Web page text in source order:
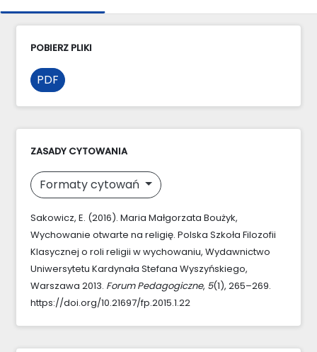
POBIERZ PLIKI
PDF
ZASADY CYTOWANIA
Formaty cytowań
Sakowicz, E. (2016). Maria Małgorzata Boużyk,
Wychowanie otwarte na religię. Polska Szkoła Filozofii
Klasycznej o roli religii w wychowaniu, Wydawnictwo
Uniwersytetu Kardynała Stefana Wyszyńskiego,
Warszawa 2013. Forum Pedagogiczne, 5(1), 265–269.
https://doi.org/10.21697/fp.2015.1.22